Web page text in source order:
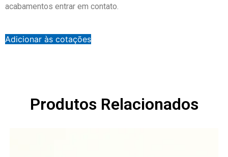
acabamentos entrar em contato.
Adicionar às cotações
Produtos Relacionados